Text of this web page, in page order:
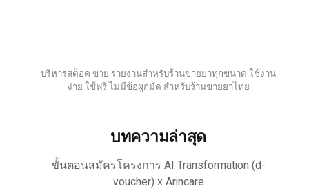
บริหารสต็อค ขาย รายงานสำหรับร้านขายยาทุกขนาด ใช้งาน
ง่าย ใช้ฟรี ไม่มีข้อผูกมัด สำหรับร้านขายยาไทย
บทความล่าสุด
ขั้นตอนสมัครโครงการ AI Transformation (d-
voucher) x Arincare